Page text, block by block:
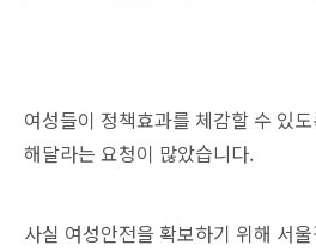
여성들이 정책효과를 체감할 수 있
해달라는 요청이 많았습니다.
사실 여성안전을 확보하기 위해 서